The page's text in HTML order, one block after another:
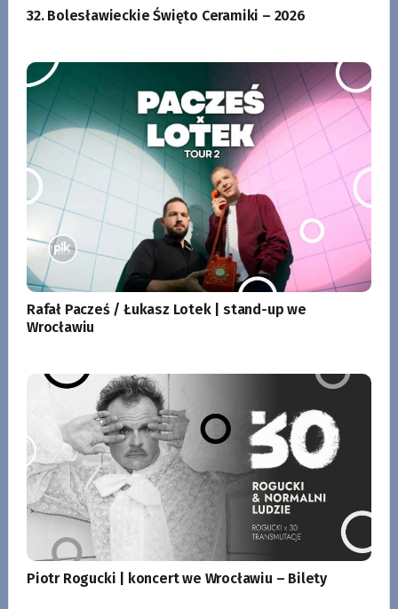
32. Bolesławieckie Święto Ceramiki – 2026
Rafał Pacześ / Łukasz Lotek | stand-up we
Wrocławiu
Piotr Rogucki | koncert we Wrocławiu – Bilety